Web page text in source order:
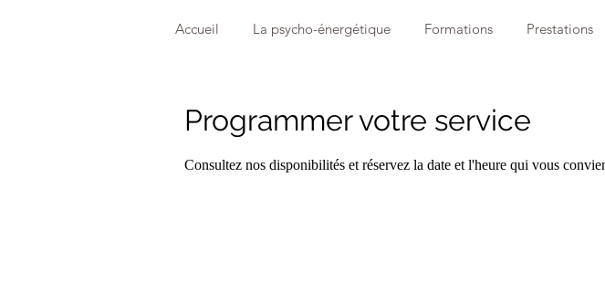
Accueil La psycho-énergétique Formations Prestations
Programmer votre service
Consultez nos disponibilités et réservez la date et l'heure qui vous